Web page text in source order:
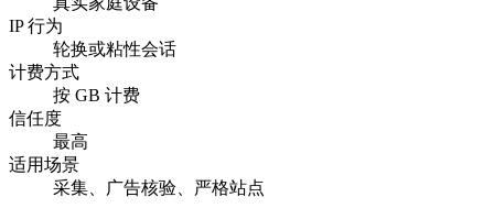
IP 行为
轮换或粘性会话
计费方式
按 GB 计费
信任度
最高
适用场景
采集、广告核验、严格站点